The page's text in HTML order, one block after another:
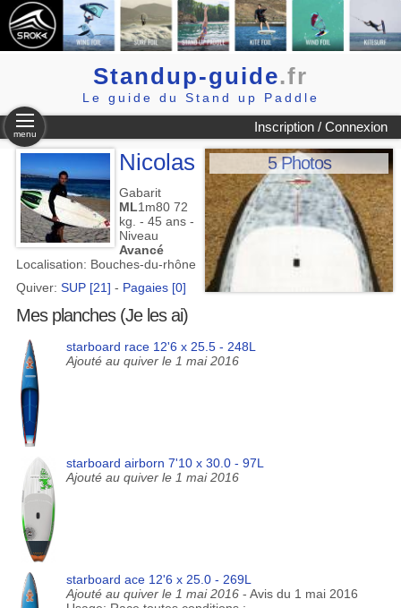
Standup-guide.fr
Le guide du Stand up Paddle
Inscription / Connexion
menu
5 Photos
Nicolas
Gabarit
ML1m80 72
kg. - 45 ans -
Niveau
Avancé
Localisation: Bouches-du-rhône
Quiver: SUP [21] - Pagaies [0]
Mes planches (Je les ai)
starboard race 12'6 x 25.5 - 248L
Ajouté au quiver le 1 mai 2016
starboard airborn 7'10 x 30.0 - 97L
Ajouté au quiver le 1 mai 2016
starboard ace 12'6 x 25.0 - 269L
Ajouté au quiver le 1 mai 2016 - Avis du 1 mai 2016